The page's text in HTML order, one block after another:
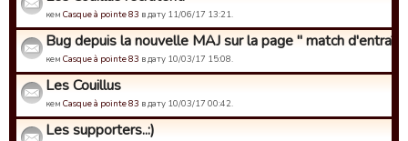
кем Casque à pointe 83 в дату 11/06/17 13:21.
Bug depuis la nouvelle MAJ sur la page " match
кем Casque à pointe 83 в дату 10/03/17 15:08.
Les Couillus
кем Casque à pointe 83 в дату 10/03/17 00:42.
Les supporters..:)